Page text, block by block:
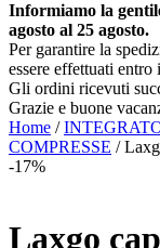
Informiamo la
agosto al 25 agosto.
Per garantire la
essere effettuati
Gli ordini ricevuti
Grazie e buone
Home /
COMPRESSE /
-17%
Laxgo